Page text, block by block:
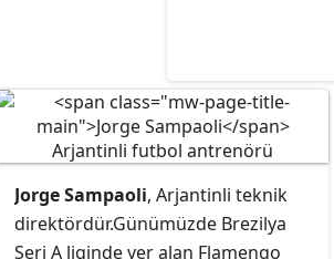
Jorge Sampaoli, Arjantinli teknik
direktördür.Günümüzde Brezilya
Seri A liginde yer alan Flamengo